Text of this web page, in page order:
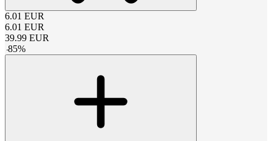
6.01 EUR
6.01 EUR
39.99 EUR
-85%